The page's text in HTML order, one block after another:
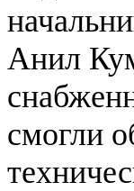
Анил
смогли